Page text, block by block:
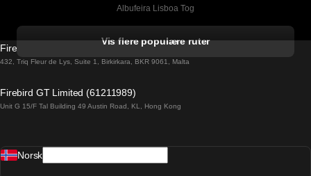
Albufeira Lisboa Tog
Barcelona Madrid Tog
Barcelona Sevilla Tog
Vis flere populære ruter
Firebird GT Limited (OC 1451)
432, Triq Fleur de Lys, Suite 1, Birkirkara, BKR 9061, Malta
Firebird GT Limited (61211989)
Unit G 15/F Tal Building 49 Austin Road, KL, Hong Kong
Norsk